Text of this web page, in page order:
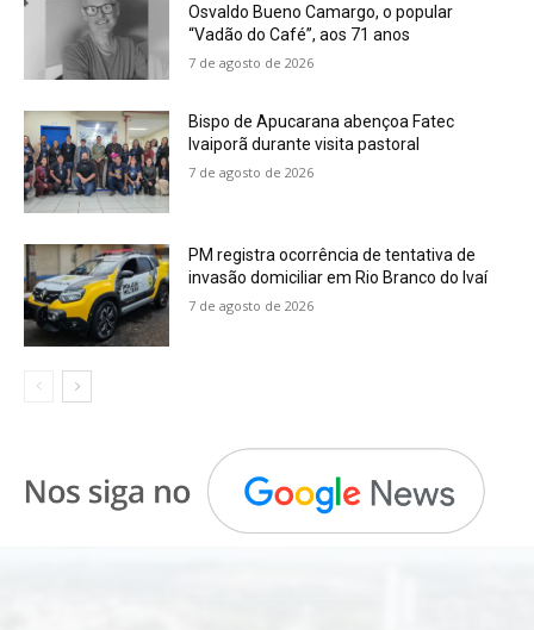
Osvaldo Bueno Camargo, o popular
“Vadão do Café”, aos 71 anos
7 de agosto de 2026
Bispo de Apucarana abençoa Fatec
Ivaiporã durante visita pastoral
7 de agosto de 2026
PM registra ocorrência de tentativa de
invasão domiciliar em Rio Branco do Ivaí
7 de agosto de 2026